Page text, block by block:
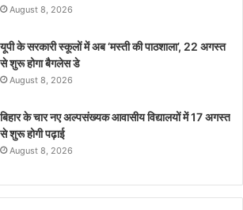
August 8, 2026
यूपी के सरकारी स्कूलों में अब ‘मस्ती की पाठशाला’, 22 अगस्त
से शुरू होगा बैगलेस डे
August 8, 2026
बिहार के चार नए अल्पसंख्यक आवासीय विद्यालयों में 17 अगस्त
से शुरू होगी पढ़ाई
August 8, 2026